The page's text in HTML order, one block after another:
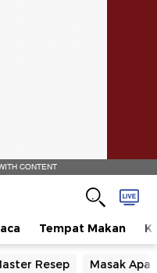
CONTENT
Tempat Makan
Resep Masak Apa